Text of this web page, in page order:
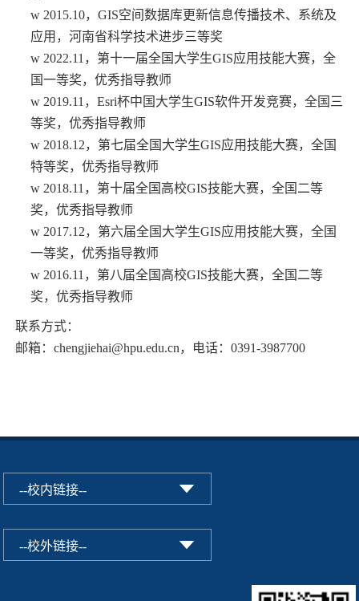
w 2015.10，GIS空间数据库更新信息传播技术、系统及
应用，河南省科学技术进步三等奖
w 2022.11 ，第十一届全国大学生GIS应用技能大赛，全
国一等奖，优秀指导教师
w 2019.11 ，Esri杯中国大学生GIS软件开发竞赛，全国三
等奖，优秀指导教师
w 2018.12，第七届全国大学生GIS应用技能大赛，全国
特等奖，优秀指导教师
w 2018.11 ，第十届全国高校GIS技能大赛，全国二等
奖，优秀指导教师
w 2017.12，第六届全国大学生GIS应用技能大赛，全国
一等奖，优秀指导教师
w 2016.11 ，第八届全国高校GIS技能大赛，全国二等
奖，优秀指导教师
联系方式：
邮箱：chengjiehai@hpu.edu.cn，电话：0391-3987700